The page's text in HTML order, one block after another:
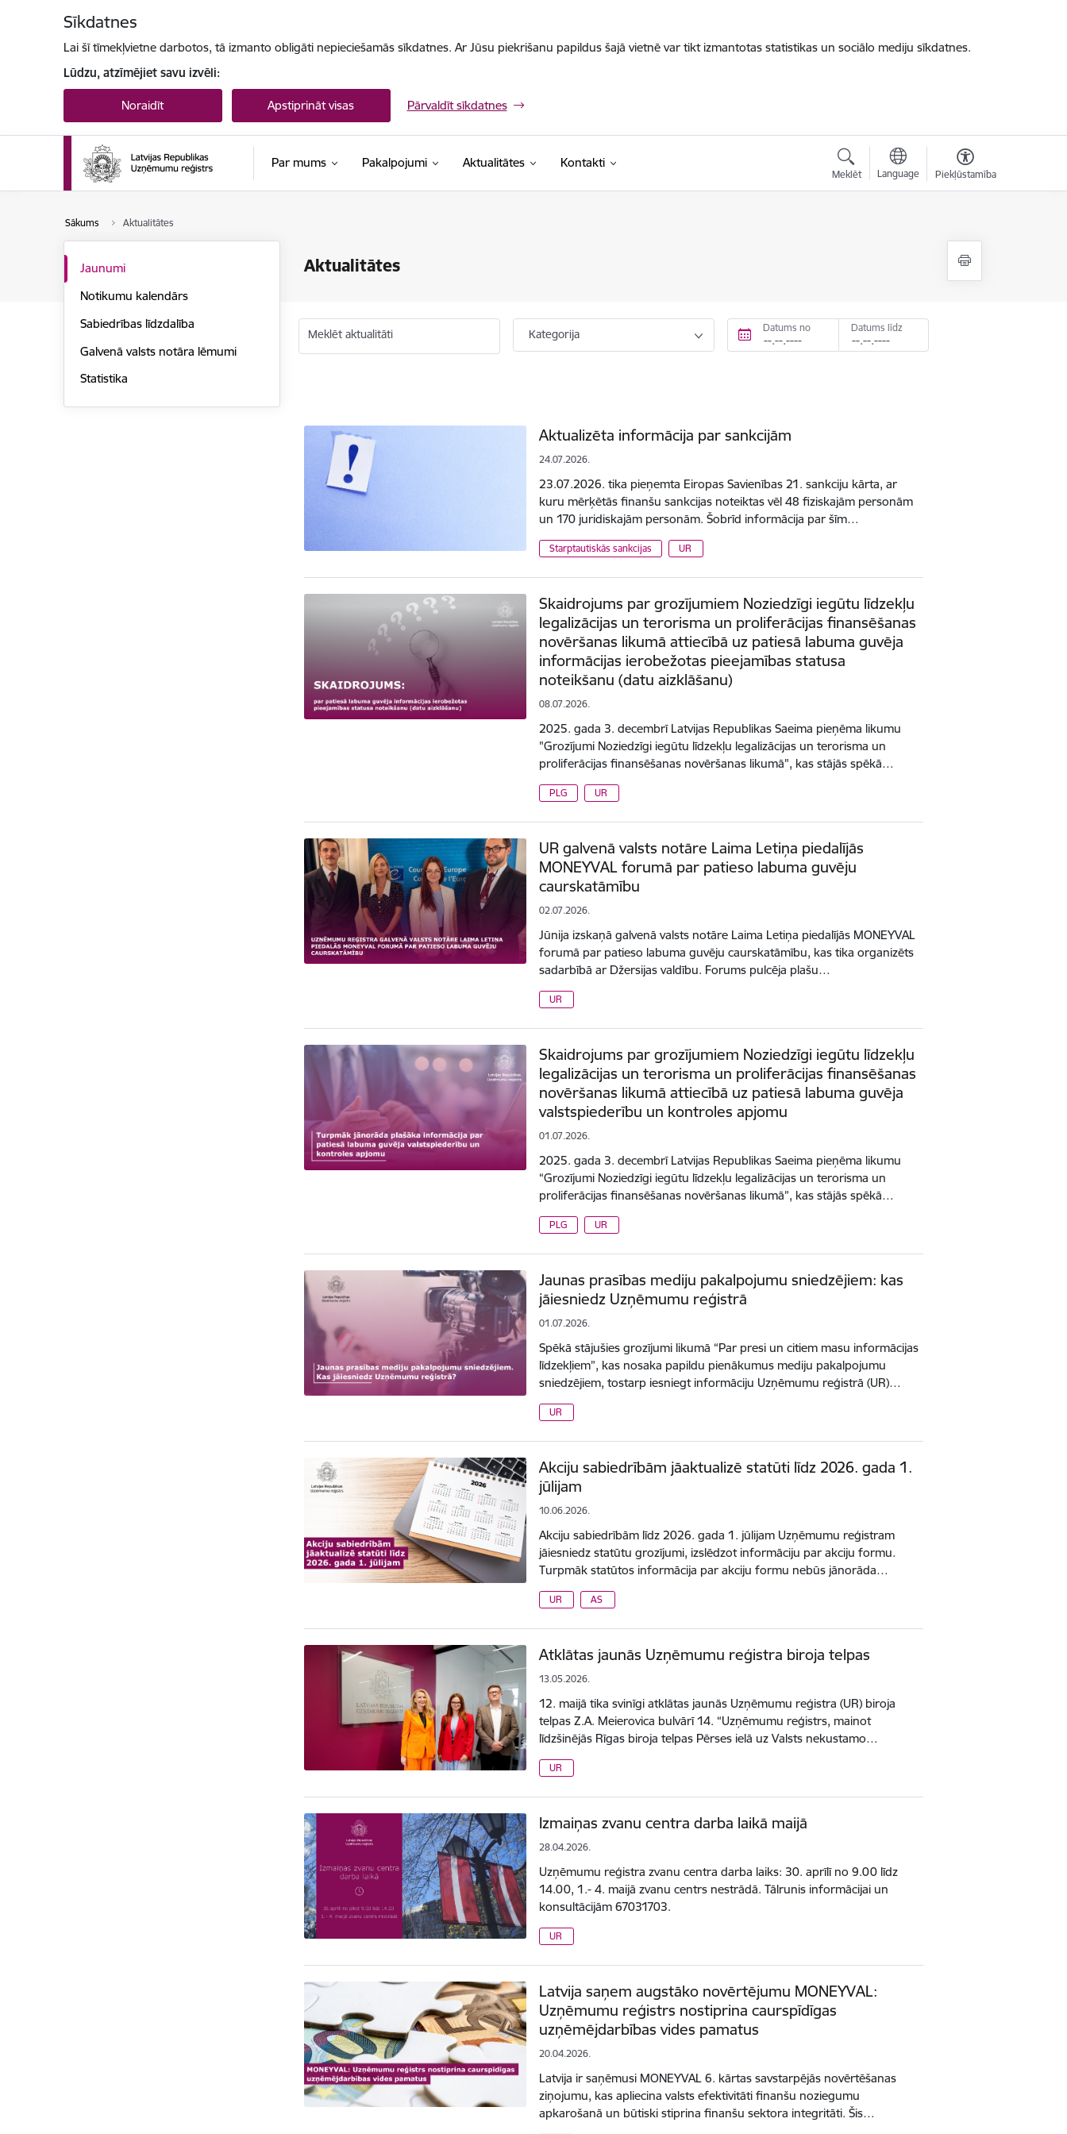
Sīkdatnes
Lai šī tīmekļvietne darbotos, tā izmanto obligāti nepieciešamās sīkdatnes. Ar Jūsu piekrišanu papildus šajā vietnē var tikt izmantotas statistikas un sociālo mediju sīkdatnes.
Lūdzu, atzīmējiet savu izvēli:
Noraidīt Apstiprināt visas Pārvaldīt sīkdatnes
Par mums Pakalpojumi Aktualitātes Kontakti
Meklēt Language Piekļūstamība
Sākums Aktualitātes
Aktualitātes
Jaunumi
Notikumu kalendārs
Sabiedrības līdzdalība
Galvenā valsts notāra lēmumi
Statistika
Meklēt aktualitāti Kategorija Datums no Datums līdz
Aktualizēta informācija par sankcijām
24.07.2026.
23.07.2026. tika pieņemta Eiropas Savienības 21. sankciju kārta, ar
kuru mērķētās finanšu sankcijas noteiktas vēl 48 fiziskajām personām
un 170 juridiskajām personām. Šobrīd informācija par šīm…
Starptautiskās sankcijas UR
Skaidrojums par grozījumiem Noziedzīgi iegūtu līdzekļu
legalizācijas un terorisma un proliferācijas finansēšanas
novēršanas likumā attiecībā uz patiesā labuma guvēja
informācijas ierobežotas pieejamības statusa
noteikšanu (datu aizklāšanu)
08.07.2026.
2025. gada 3. decembrī Latvijas Republikas Saeima pieņēma likumu
"Grozījumi Noziedzīgi iegūtu līdzekļu legalizācijas un terorisma un
proliferācijas finansēšanas novēršanas likumā", kas stājās spēkā…
PLG UR
UR galvenā valsts notāre Laima Letiņa piedalījās
MONEYVAL forumā par patieso labuma guvēju
caurskatāmību
02.07.2026.
Jūnija izskaņā galvenā valsts notāre Laima Letiņa piedalījās MONEYVAL
forumā par patieso labuma guvēju caurskatāmību, kas tika organizēts
sadarbībā ar Džersijas valdību. Forums pulcēja plašu…
UR
Skaidrojums par grozījumiem Noziedzīgi iegūtu līdzekļu
legalizācijas un terorisma un proliferācijas finansēšanas
novēršanas likumā attiecībā uz patiesā labuma guvēja
valstspiederību un kontroles apjomu
01.07.2026.
2025. gada 3. decembrī Latvijas Republikas Saeima pieņēma likumu
“Grozījumi Noziedzīgi iegūtu līdzekļu legalizācijas un terorisma un
proliferācijas finansēšanas novēršanas likumā”, kas stājās spēkā…
PLG UR
Jaunas prasības mediju pakalpojumu sniedzējiem: kas
jāiesniedz Uzņēmumu reģistrā
01.07.2026.
Spēkā stājušies grozījumi likumā “Par presi un citiem masu informācijas
līdzekļiem”, kas nosaka papildu pienākumus mediju pakalpojumu
sniedzējiem, tostarp iesniegt informāciju Uzņēmumu reģistrā (UR)…
UR
Akciju sabiedrībām jāaktualizē statūti līdz 2026. gada 1.
jūlijam
10.06.2026.
Akciju sabiedrībām līdz 2026. gada 1. jūlijam Uzņēmumu reģistram
jāiesniedz statūtu grozījumi, izslēdzot informāciju par akciju formu.
Turpmāk statūtos informācija par akciju formu nebūs jānorāda…
UR AS
Atklātas jaunās Uzņēmumu reģistra biroja telpas
13.05.2026.
12. maijā tika svinīgi atklātas jaunās Uzņēmumu reģistra (UR) biroja
telpas Z.A. Meierovica bulvārī 14. “Uzņēmumu reģistrs, mainot
līdzšinējās Rīgas biroja telpas Pērses ielā uz Valsts nekustamo…
UR
Izmaiņas zvanu centra darba laikā maijā
28.04.2026.
Uzņēmumu reģistra zvanu centra darba laiks: 30. aprīlī no 9.00 līdz
14.00, 1.- 4. maijā zvanu centrs nestrādā. Tālrunis informācijai un
konsultācijām 67031703.
UR
Latvija saņem augstāko novērtējumu MONEYVAL:
Uzņēmumu reģistrs nostiprina caurspīdīgas
uzņēmējdarbības vides pamatus
20.04.2026.
Latvija ir saņēmusi MONEYVAL 6. kārtas savstarpējās novērtēšanas
ziņojumu, kas apliecina valsts efektivitāti finanšu noziegumu
apkarošanā un būtiski stiprina finanšu sektora integritāti. Šis…